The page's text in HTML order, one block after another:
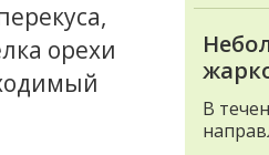
орехи
В